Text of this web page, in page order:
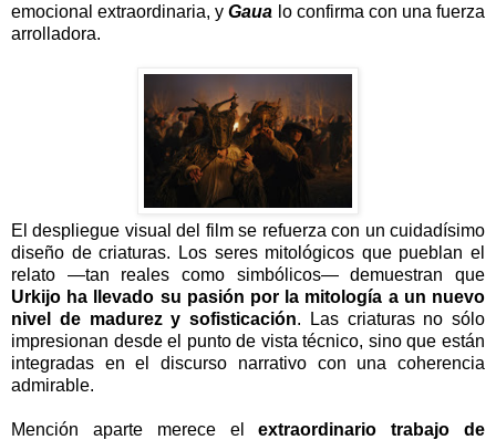
emocional extraordinaria, yGaua lo confirma con una fuerza
arrolladora.
El despliegue visual del film se refuerza con un cuidadísimo
diseño de criaturas. Los seres mitológicos que pueblan el
relato —tan reales como simbólicos— demuestran que
Urkijo ha llevado su pasión por la mitología a un nuevo
nivel de madurez y sofisticación. Las criaturas no sólo
impresionan desde el punto de vista técnico, sino que están
integradas en el discurso narrativo con una coherencia
admirable.
Mención aparte merece elextraordinario trabajo de